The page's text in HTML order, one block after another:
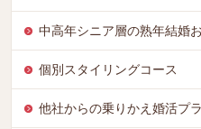
中高年シニア層の熟年結婚
個別スタイリングコース
他社からの乗りかえ婚活プ